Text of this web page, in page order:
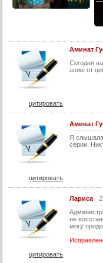
28 серия
30 серия
31 серия
32 серия
33 серия
34 серия
36 серия
37 серия
39 серия
40 серия
41 серия
42 серия
43 серия
Аминат
Сегодня
шоке от
цитировать
Аминат
Я слышала
серии.
цитировать
Лариса
не
могу
цитировать